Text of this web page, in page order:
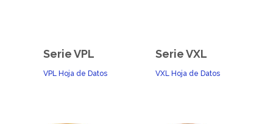
Serie VPL
VPL Hoja de Datos
Serie VXL
VXL Hoja de Datos